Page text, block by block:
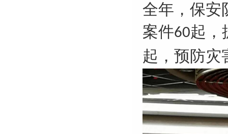
全年，保安
案件60起，
起，预防灾